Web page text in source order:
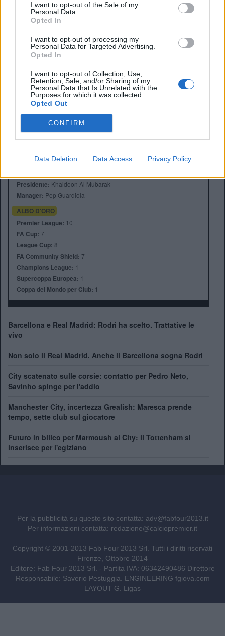
I want to opt-out of the Sale of my
Personal Data.
Opted In
I want to opt-out of processing my
Personal Data for Targeted Advertising.
Opted In
I want to opt-out of Collection, Use,
Retention, Sale, and/or Sharing of my
Personal Data that Is Unrelated with the
Purposes for which it was collected.
Opted Out
CONFIRM
Data Deletion Data Access Privacy Policy
Stadio:Etihad Stadium (47.405)
Presidente: Khaldoon Al Mubarak
Manager: Pep Guardiola
ALBO D'ORO
Premier League: 10
FA Cup: 7
League Cup: 8
FA Community Shield: 7
Champions League: 1
Supercoppa Europea: 1
Coppa del Mondo per Club: 1
Barcellona e Real Madrid: Rodri ha scelto. Trattative le
vivo
Non solo il Real Madrid. Anche il Barcellona sogna Rodri
City scatenato sulle corsie: contatto per Pedro Neto,
Savinho spinge per l'addio
Manchester City, incertezza Grealish: Maresca prende
tempo, sette club sul giocatore
Futuro in bilico per Marmoush al City: il Tottenham si
inserisce per l'egiziano
Per la pubblicità su questo sito contatta: adv@fabfour2013.it
Per informazioni contatta: redazione@calciopremier.it
Copyright © 2001-2013 Fab Four 2013 Srl. Tutti i diritti riservati
Firenze, Ottobre 2014
Editore: Fab Four 2013 Srl. - Partita IVA: 06342490486 Direttore
Responsabile: Saverio Pestuggia. ENGINEERING fgiova.com
LAYOUT G. Ligas